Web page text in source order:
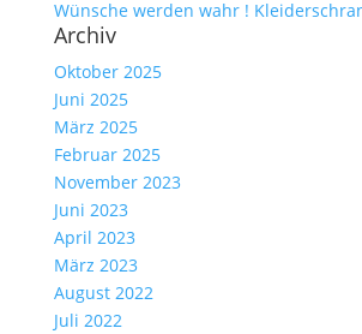
Wünsche werden wahr !
Archiv
Oktober 2025
Juni 2025
März 2025
Februar 2025
November 2023
Juni 2023
April 2023
März 2023
August 2022
Juli 2022